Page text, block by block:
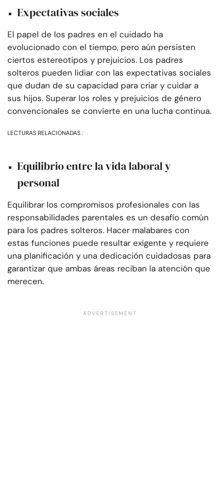
Expectativas sociales
El papel de los padres en el cuidado ha
evolucionado con el tiempo, pero aún persisten
ciertos estereotipos y prejuicios. Los padres
solteros pueden lidiar con las expectativas sociales
que dudan de su capacidad para criar y cuidar a
sus hijos. Superar los roles y prejuicios de género
convencionales se convierte en una lucha continua.
LECTURAS RELACIONADAS :
Equilibrio entre la vida laboral y
personal
Equilibrar los compromisos profesionales con las
responsabilidades parentales es un desafío común
para los padres solteros. Hacer malabares con
estas funciones puede resultar exigente y requiere
una planificación y una dedicación cuidadosas para
garantizar que ambas áreas reciban la atención que
merecen.